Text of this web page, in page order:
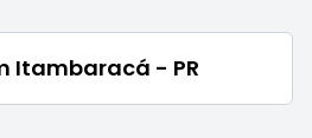
Itambaracá - PR